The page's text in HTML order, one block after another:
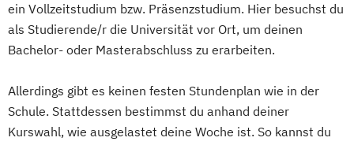
ein Vollzeitstudium bzw. Präsenzstudium. Hier besuchst du
als Studierende/r die Universität vor Ort, um deinen
Bachelor- oder Masterabschluss zu erarbeiten.
Allerdings gibt es keinen festen Stundenplan wie in der
Schule. Stattdessen bestimmst du anhand deiner
Kurswahl, wie ausgelastet deine Woche ist. So kannst du